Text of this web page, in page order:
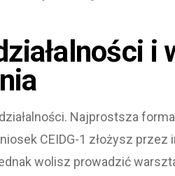
i
Najprostsza
CEIDG-1 złożysz
wolisz prowadzić